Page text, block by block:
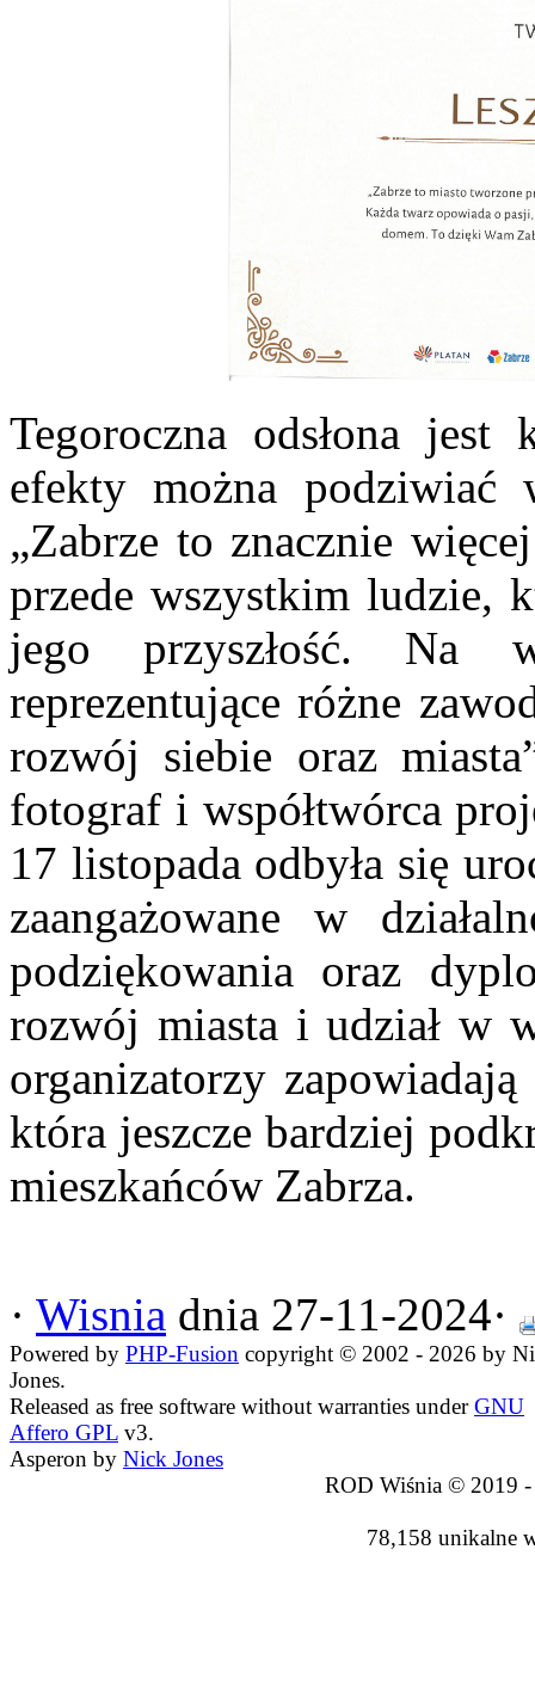
Tegoroczna odsłona
efekty można podziwiać
„Zabrze to znacznie
przede wszystkim ludzie,
jego przyszłość. Na
reprezentujące różne
rozwój siebie oraz
fotograf i współtwórca
17 listopada odbyła się
zaangażowane w
podziękowania oraz
rozwój miasta i udział w
organizatorzy
która jeszcze bardziej
mieszkańców Zabrza.
· Wisnia dnia 27-11-2024·
Powered by PHP-Fusion copyright © 2002 - 2026 by
Jones.
Released as free software without warranties underGNU
Affero GPL v3.
Asperon by Nick Jones
ROD Wiśnia © 2019
78,158 unikalne